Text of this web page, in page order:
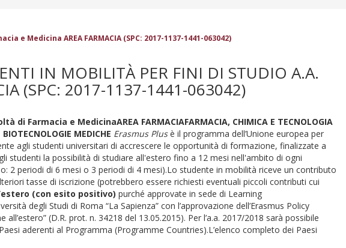
e Medicina AREA FARMACIA (SPC: 2017-1137-1441-063042)
IN MOBILITÀ PER FINI DI STUDIO A.A.
(SPC: 2017-1137-1441-063042)
di Farmacia e MedicinaAREA FARMACIAFARMACIA, CHIMICA E TECNOLOGIA
MEDICHE Erasmus Plusè il programma dell’Unione europea per
agli studenti universitari di accrescere le opportunità di formazione, finalizzate a
studenti la possibilità di studiare all'estero fino a 12 mesi nell'ambito di ogni
2 periodi di 6 mesi o 3 periodi di 4 mesi).Lo studente in mobilità riceve un contributo
tasse di iscrizione (potrebbero essere richiesti eventuali piccoli contributi cui
(con esito positivo) purché approvate in sede di Learning
degli Studi di Roma “La Sapienza” con l’approvazione dell’Erasmus Policy
(D.R. prot. n. 34218 del 13.05.2015). Per l’a.a. 2017/2018 sarà possibile
aderenti al Programma (Programme Countries).L’elenco completo dei Paesi